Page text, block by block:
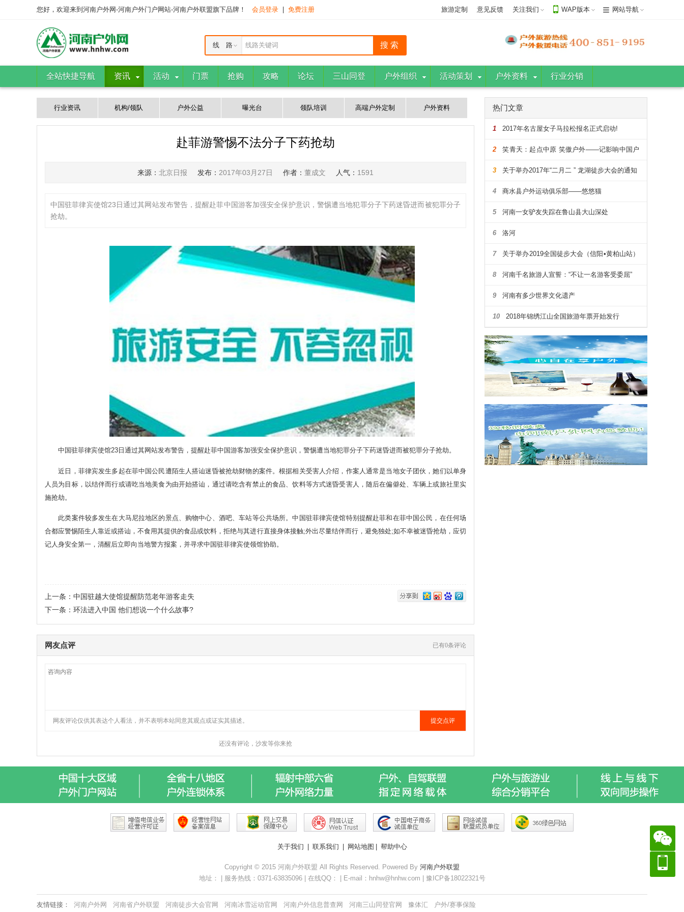
您好，欢迎来到河南户外网-河南户外门户网站-河南户外联盟旗下品牌！ 会员登录 免费注册 旅游定制 意见反馈 关注我们 WAP版本 网站导航
线路关键词
线 路
全站快捷导航 资讯 活动 门票 抢购 攻略 论坛 三山同登 户外组织 活动策划 户外资料 行业分销
行业资讯 机构/领队 户外公益 曝光台 领队培训 高端户外定制 户外资料
赴菲游警惕不法分子下药抢劫
来源： 北京日报 发布： 2017年03月27日 作者： 董成文 人气： 1591
中国驻菲律宾使馆23日通过其网站发布警告，提醒赴菲中国游客加强安全保护意识，警惕遭当地犯罪分子下药迷昏进而被犯罪分子
抢劫。
中国驻菲律宾使馆23日通过其网站发布警告，提醒赴菲中国游客加强安全保护意识，警惕遭当地犯罪分子下药迷昏进而被犯罪分子抢劫。
近日，菲律宾发生多起在菲中国公民遭陌生人搭讪迷昏被抢劫财物的案件。根据相关受害人介绍，作案人通常是当地女子团伙，她们以单身
人员为目标，以结伴而行或请吃当地美食为由开始搭讪，通过请吃含有禁止的食品、饮料等方式迷昏受害人，随后在偏僻处、车辆上或旅社里实
施抢劫。
此类案件较多发生在大马尼拉地区的景点、购物中心、酒吧、车站等公共场所。中国驻菲律宾使馆特别提醒赴菲和在菲中国公民，在任何场
合都应警惕陌生人靠近或搭讪，不食用其提供的食品或饮料，拒绝与其进行直接身体接触;外出尽量结伴而行，避免独处;如不幸被迷昏抢劫，应切
记人身安全第一，清醒后立即向当地警方报案，并寻求中国驻菲律宾使领馆协助。
上一条： 中国驻越大使馆提醒防范老年游客走失
下一条： 环法进入中国 他们想说一个什么故事?
热门文章
1 2017年名古屋女子马拉松报名正式启动!
2 笑青天：起点中原 笑傲户外——记影响中国户
外的108人
3 关于举办2017年“二月二 ” 龙湖徒步大会的通知
4 商水县户外运动俱乐部——悠悠猫
5 河南一女驴友失踪在鲁山县大山深处
6 洛河
7 关于举办2019全国徒步大会（信阳•黄柏山站）
暨第四届河南省户外露营大会通知
8 河南千名旅游人宣誓：“不让一名游客受委屈”
9 河南有多少世界文化遗产
10 2018年锦绣江山全国旅游年票开始发行
关于我们 联系我们 网站地图 帮助中心
Copyright © 2015 河南户外联盟 All Rights Reserved. Powered By 河南户外联盟
地址： | 服务热线：0371-63835096 | 在线QQ： | E-mail：hnhw@hnhw.com | 豫ICP备18022321号
友情链接： 河南户外网 河南省户外联盟 河南徒步大会官网 河南冰雪运动官网 河南户外信息普查网 河南三山同登官网 豫体汇 户外/赛事保险